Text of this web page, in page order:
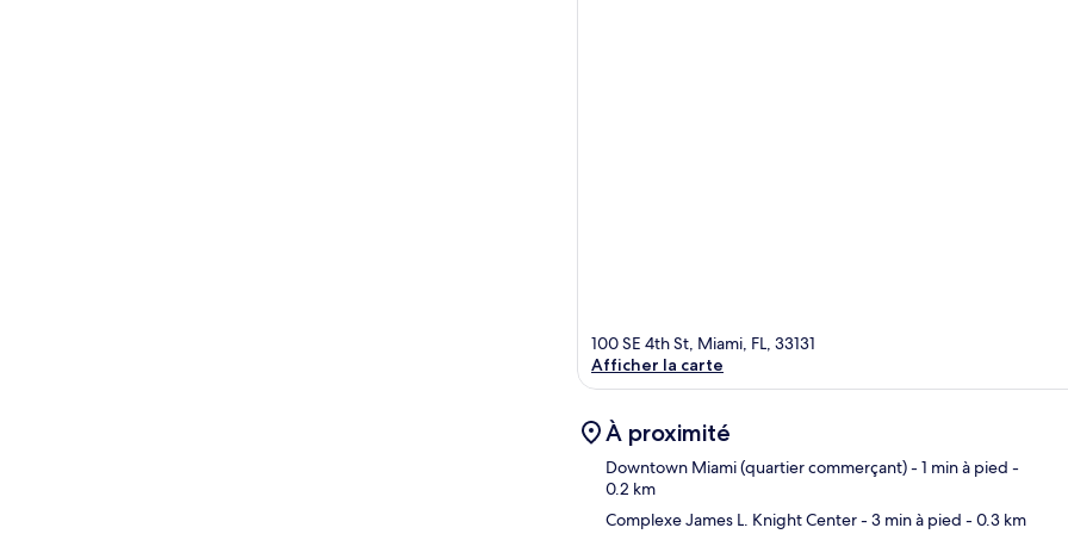
100 SE 4th St, Miami, FL, 33131
Afficher la carte
À proximité
Downtown Miami (quartier commerçant)- 1 min à pied -
0.2 km
Complexe James L. Knight Center- 3 min à pied - 0.3 km